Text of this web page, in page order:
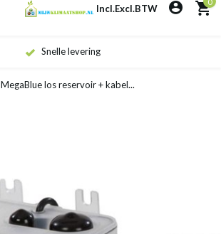
Incl.Excl.BTW
Snelle levering
MegaBlue los reservoir + kabel...